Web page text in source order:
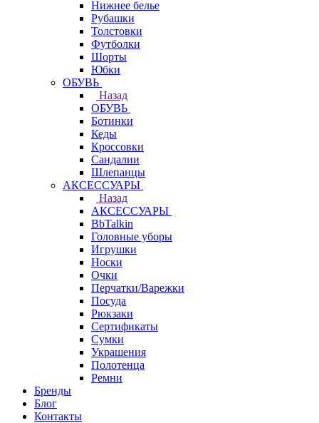
Нижнее белье
Рубашки
Толстовки
Футболки
Шорты
Юбки
ОБУВЬ
Назад
ОБУВЬ
Ботинки
Кеды
Кроссовки
Сандалии
Шлепанцы
АКСЕССУАРЫ
Назад
АКСЕССУАРЫ
BbTalkin
Головные уборы
Игрушки
Носки
Очки
Перчатки/Варежки
Посуда
Рюкзаки
Сертификаты
Сумки
Украшения
Полотенца
Ремни
Бренды
Блог
Контакты